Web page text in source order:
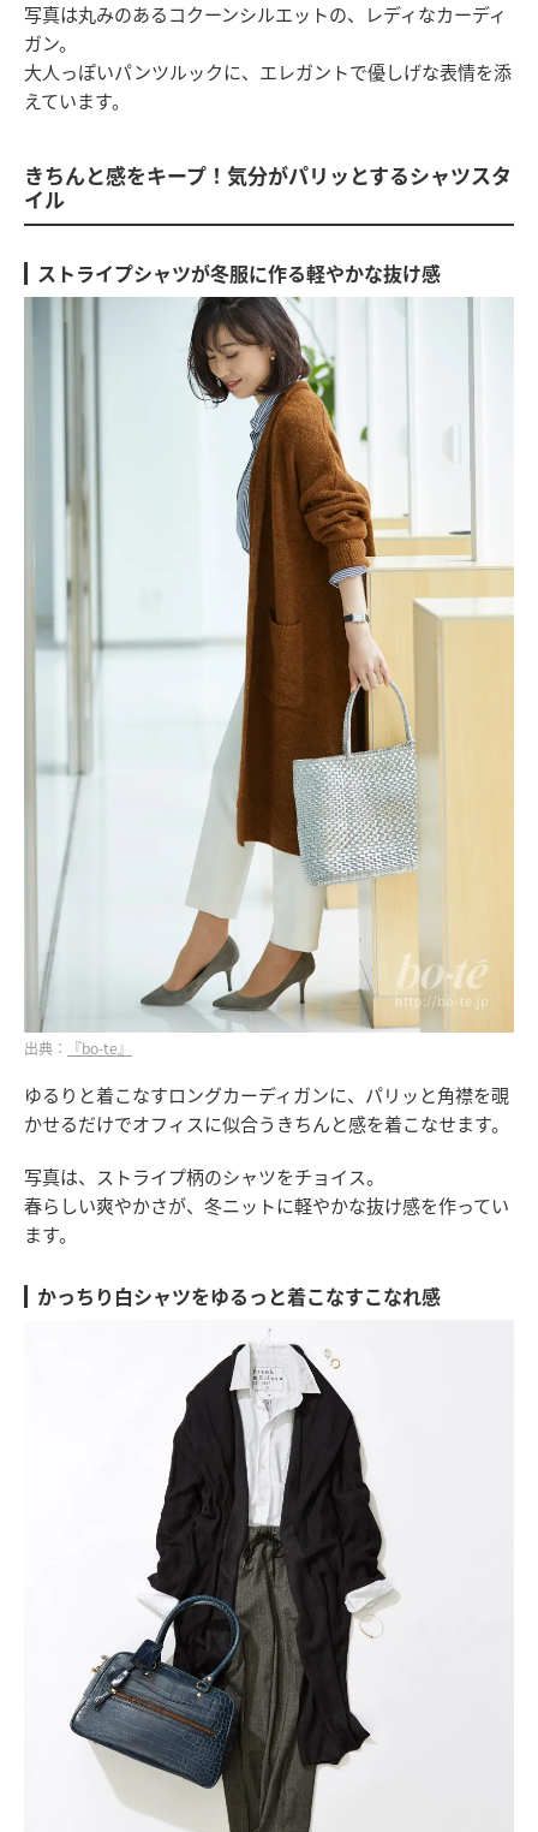
写真は丸みのあるコクーンシルエットの、レディなカーディ
ガン。
大人っぽいパンツルックに、エレガントで優しげな表情を添
えています。
きちんと感をキープ！気分がパリッとするシャツスタ
イル
ストライプシャツが冬服に作る軽やかな抜け感
出典： 『bo-te』
ゆるりと着こなすロングカーディガンに、パリッと角襟を覗
かせるだけでオフィスに似合うきちんと感を着こなせます。
写真は、ストライプ柄のシャツをチョイス。
春らしい爽やかさが、冬ニットに軽やかな抜け感を作ってい
ます。
かっちり白シャツをゆるっと着こなすこなれ感